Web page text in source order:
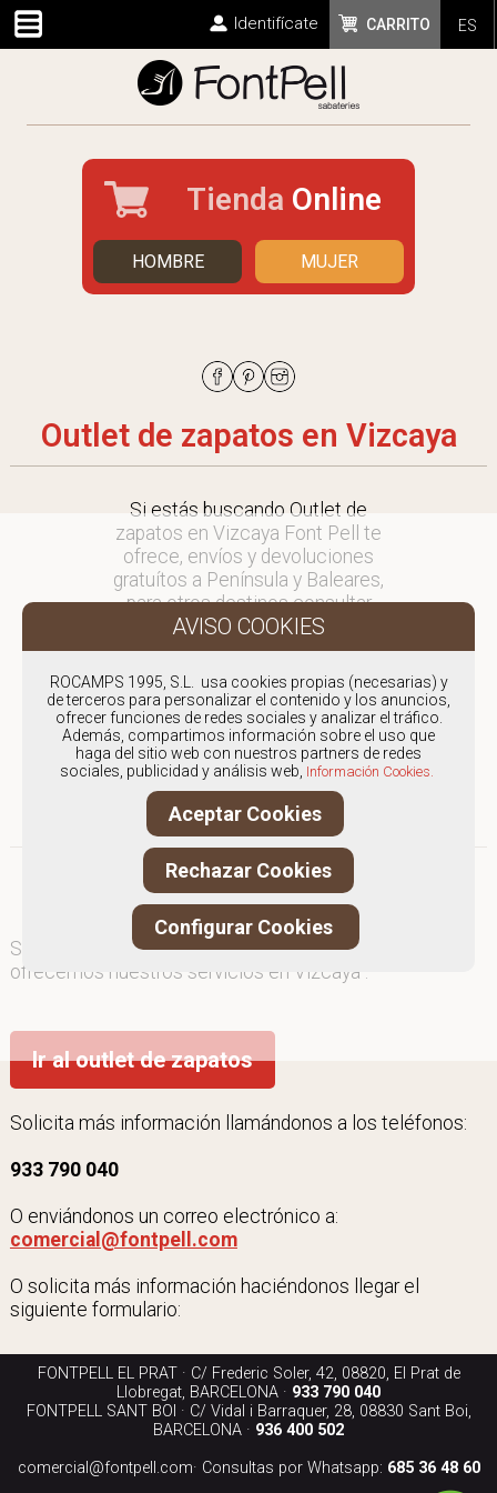
ES
CARRITO
Identifícate
Tienda Online
HOMBRE MUJER
Outlet de zapatos en Vizcaya
Si estás buscando Outlet de
zapatos en Vizcaya Font Pell te
ofrece, envíos y devoluciones
gratuítos a Península y Baleares,
para otros destinos consultar
en comercial@fontpell.com.
Los envíos a Vizcaya gestionados
entre semana se entregarán en
menos de 48 horas; los pedidos
realizados en fin de semana, el
producto se enviará a partir del
lunes.
Somos especialistas en Outlet de zapatos
ofrecemos nuestros servicios en Vizcaya .
Ir al outlet de zapatos
Solicita más información llamándonos a los teléfonos:
933 790 040
O enviándonos un correo electrónico a:
comercial@fontpell.com
O solicita más información haciéndonos llegar el
siguiente formulario:
FONTPELL EL PRAT · C/ Frederic Soler, 42, 08820, El Prat de
Llobregat, BARCELONA · 933 790 040
FONTPELL SANT BOI · C/ Vidal i Barraquer, 28, 08830 Sant Boi,
BARCELONA · 936 400 502
comercial@fontpell.com· Consultas por Whatsapp: 685 36 48 60
ROCAMPS 1995, S.L. usa cookies propias (necesarias) y
de terceros para personalizar el contenido y los anuncios,
ofrecer funciones de redes sociales y analizar el tráfico.
Además, compartimos información sobre el uso que
haga del sitio web con nuestros partners de redes
sociales, publicidad y análisis web, Información Cookies.
Aceptar Cookies
Rechazar Cookies
Configurar Cookies